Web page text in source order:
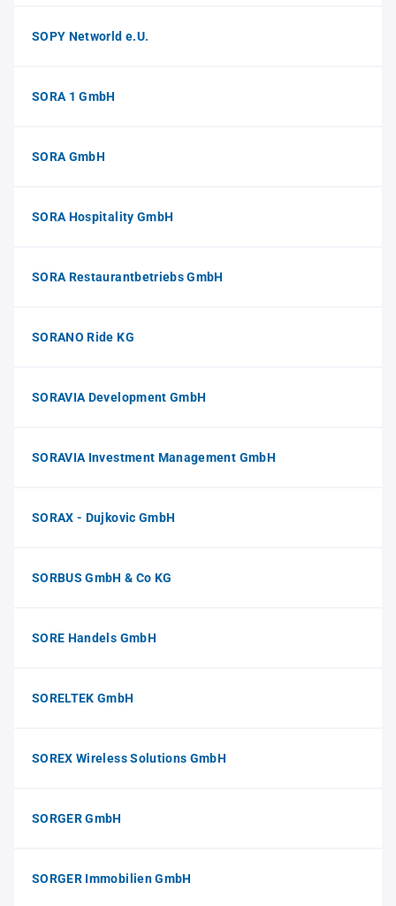
SOPY Networld e.U.
SORA 1 GmbH
SORA GmbH
SORA Hospitality GmbH
SORA Restaurantbetriebs GmbH
SORANO Ride KG
SORAVIA Development GmbH
SORAVIA Investment Management GmbH
SORAX - Dujkovic GmbH
SORBUS GmbH & Co KG
SORE Handels GmbH
SORELTEK GmbH
SOREX Wireless Solutions GmbH
SORGER GmbH
SORGER Immobilien GmbH